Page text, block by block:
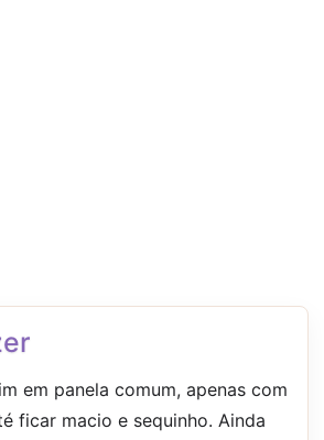
em panela comum, apenas com
ficar macio e sequinho. Ainda